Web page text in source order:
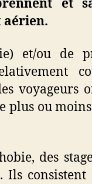
et
et/ou de
voyageurs
plus ou
des
Ils consistent